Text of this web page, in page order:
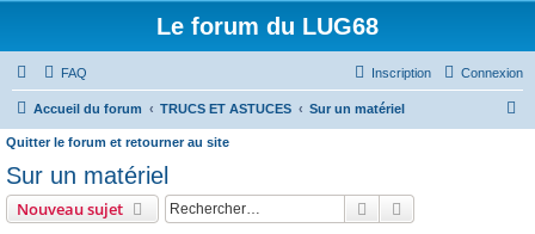
Le forum du LUG68
FAQ Connexion
Inscription
Accueil du forum TRUCS ET ASTUCES Sur un matériel
Quitter le forum et retourner au site
Sur un matériel
Nouveau sujet Rechercher